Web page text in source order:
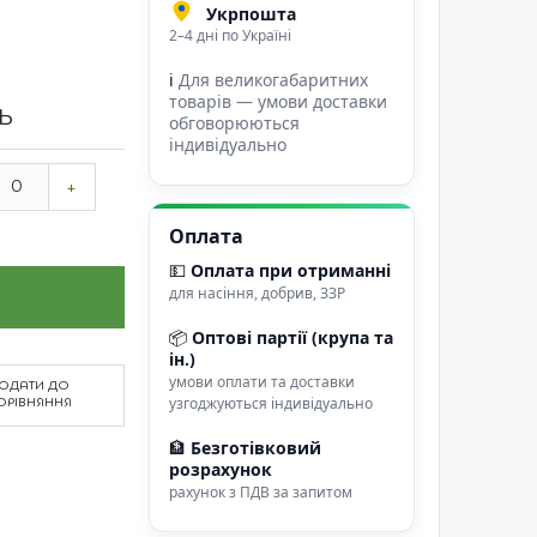
+
ДО
Укрпошта
2–4 дні по Україні
ℹДля великогабаритних
товарів — умови доставки
обговорюються
індивідуально
Оплата
💵Оплата при отриманні
для насіння, добрив, ЗЗР
📦Оптові партії (крупа та
ін.)
умови оплати та доставки
узгоджуються індивідуально
🏦 Безготівковий
розрахунок
рахунок з ПДВ за запитом